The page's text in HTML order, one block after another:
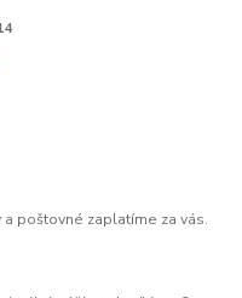
poštovné zaplatíme za vás.